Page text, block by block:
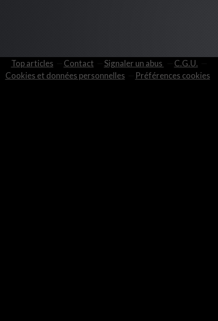
Top articles Contact Signaler un abus
C.G.U.
Cookies et données personnelles
Préférences cookies